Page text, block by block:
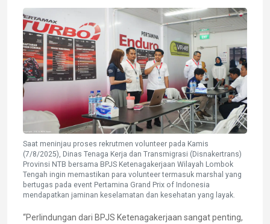
Saat meninjau proses rekrutmen volunteer pada Kamis
(7/8/2025), Dinas Tenaga Kerja dan Transmigrasi (Disnakertrans)
Provinsi NTB bersama BPJS Ketenagakerjaan Wilayah Lombok
Tengah ingin memastikan para volunteer termasuk marshal yang
bertugas pada event Pertamina Grand Prix of Indonesia
mendapatkan jaminan keselamatan dan kesehatan yang layak.
“Perlindungan dari BPJS Ketenagakerjaan sangat penting,